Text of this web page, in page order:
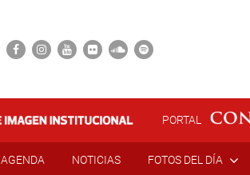
PORTAL
AGENDA NOTICIAS FOTOS DEL DÍA